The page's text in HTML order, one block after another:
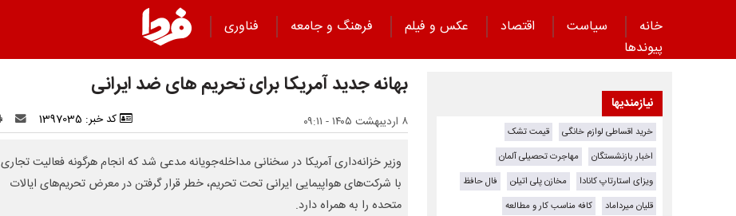
خانه سیاست اقتصاد عکس و فیلم فرهنگ و جامعه
فناوری
پیوند‌ها
بهانه جدید آمریکا برای تحریم های ضد ایرانی
۸ اردیبهشت ۱۴۰۵ - ۰۹:۱۱ کد خبر: 1397035
وزیر خزانه‌داری آمریکا در سخنانی مداخله‌جویانه مدعی شد که انجام هرگونه فعالیت تجاری
با شرکت‌های هواپیمایی ایرانی تحت تحریم، خطر قرار گرفتن در معرض تحریم‌های ایالات
متحده را به همراه دارد.
نیازمندیها
خرید اقساطی لوازم خانگی
قیمت تشک
اخبار بازنشستگان
مهاجرت تحصیلی آلمان
ویزای استارتاپ کانادا
مخازن پلی اتیلن
فال حافظ
قلیان میرداماد
کافه مناسب کار و مطالعه